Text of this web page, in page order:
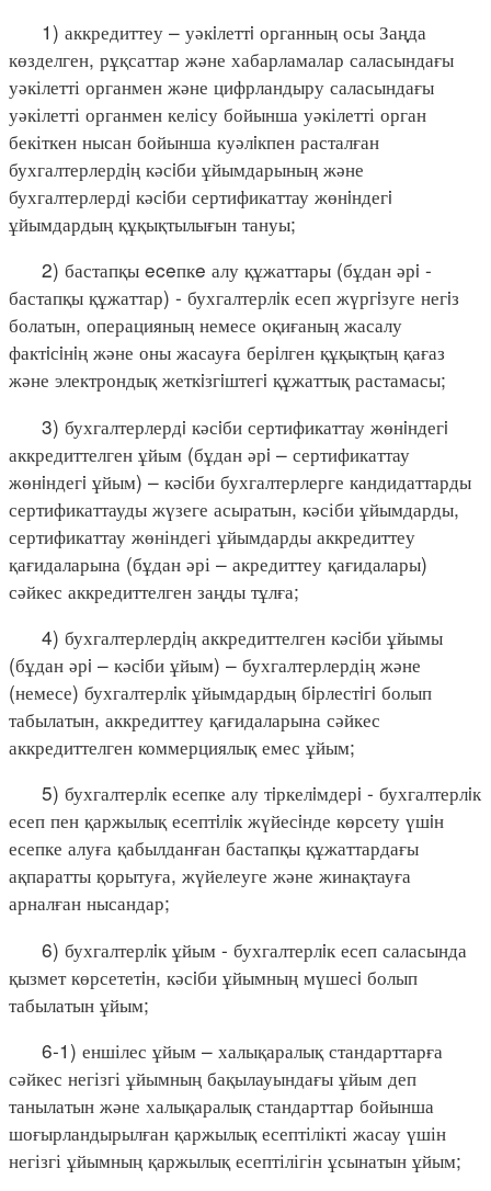
1) аккредиттеу – уәкiлеттi органның осы Заңда
көзделген, рұқсаттар және хабарламалар саласындағы
уәкілетті органмен және цифрландыру саласындағы
уәкілетті органмен келісу бойынша уәкілетті орган
бекіткен нысан бойынша куәлiкпен расталған
бухгалтерлердiң кәсiби ұйымдарының және
бухгалтерлердi кәсiби сертификаттау жөнiндегi
ұйымдардың құқықтылығын тануы;
2) бастапқы eceпкe алу құжаттары (бұдан әрi -
бастапқы құжаттар) - бухгалтерлiк есеп жүргiзуге негiз
болатын, операцияның немесе оқиғаның жасалу
фактiсiнiң және оны жасауға берiлген құқықтың қағаз
және электрондық жеткiзгiштегi құжаттық растамасы;
3) бухгалтерлердi кәсiби сертификаттау жөнiндегi
аккредиттелген ұйым (бұдан әрi – сертификаттау
жөнiндегi ұйым) – кәсiби бухгалтерлерге кандидаттарды
сертификаттауды жүзеге асыратын, кәсіби ұйымдарды,
сертификаттау жөніндегі ұйымдарды аккредиттеу
қағидаларына (бұдан әрі – акредиттеу қағидалары)
сәйкес аккредиттелген заңды тұлға;
4) бухгалтерлердiң аккредиттелген кәсiби ұйымы
(бұдан әрi – кәсiби ұйым) – бухгалтерлердің және
(немесе) бухгалтерлiк ұйымдардың бiрлестiгi болып
табылатын, аккредиттеу қағидаларына сәйкес
аккредиттелген коммерциялық емес ұйым;
5) бухгалтерлiк есепке алу тiркелiмдерi - бухгалтерлiк
есеп пен қаржылық есептiлiк жүйесiнде көрсету үшiн
есепке алуға қабылданған бастапқы құжаттардағы
ақпаратты қорытуға, жүйелеуге және жинақтауға
арналған нысандар;
6) бухгалтерлiк ұйым - бухгалтерлiк есеп саласында
қызмет көрсететiн, кәсiби ұйымның мүшесi болып
табылатын ұйым;
6-1) еншілес ұйым – халықаралық стандарттарға
сәйкес негізгі ұйымның бақылауындағы ұйым деп
танылатын және халықаралық стандарттар бойынша
шоғырландырылған қаржылық есептілікті жасау үшін
негізгі ұйымның қаржылық есептілігін ұсынатын ұйым;